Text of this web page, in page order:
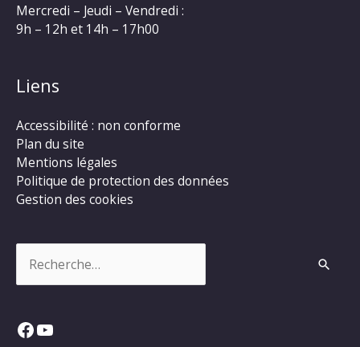
Mercredi – Jeudi – Vendredi :
9h – 12h et 14h – 17h00
Liens
Accessibilité : non conforme
Plan du site
Mentions légales
Politique de protection des données
Gestion des cookies
Facebook
YouTube